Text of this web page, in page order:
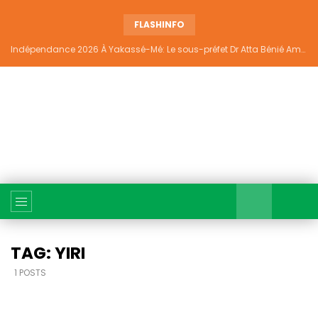
FLASHINFO
Indépendance 2026 À Yakassé-Mé: Le sous-préfet Dr Atta Bénié Amédé appelle à l’unité, à la sécurité et au développement
TAG: YIRI
1 POSTS